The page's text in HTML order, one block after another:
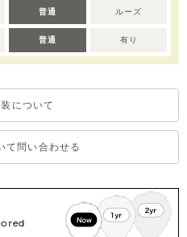
デもお楽しみいただけます。
ア仕様でデイリー使いにも安
産祝いやベビー服ギフトとして
ため、乾燥機のご使用はお控
。
の商品の色味と異なって見える
より、他の衣類や下着、バッ
オルで軽く水気を取り、形を
普通 ルーズ
普通 有り
について
て問い合わせる